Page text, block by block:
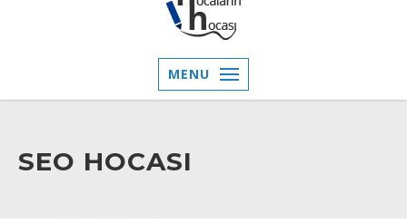
MENU
SEO HOCASI